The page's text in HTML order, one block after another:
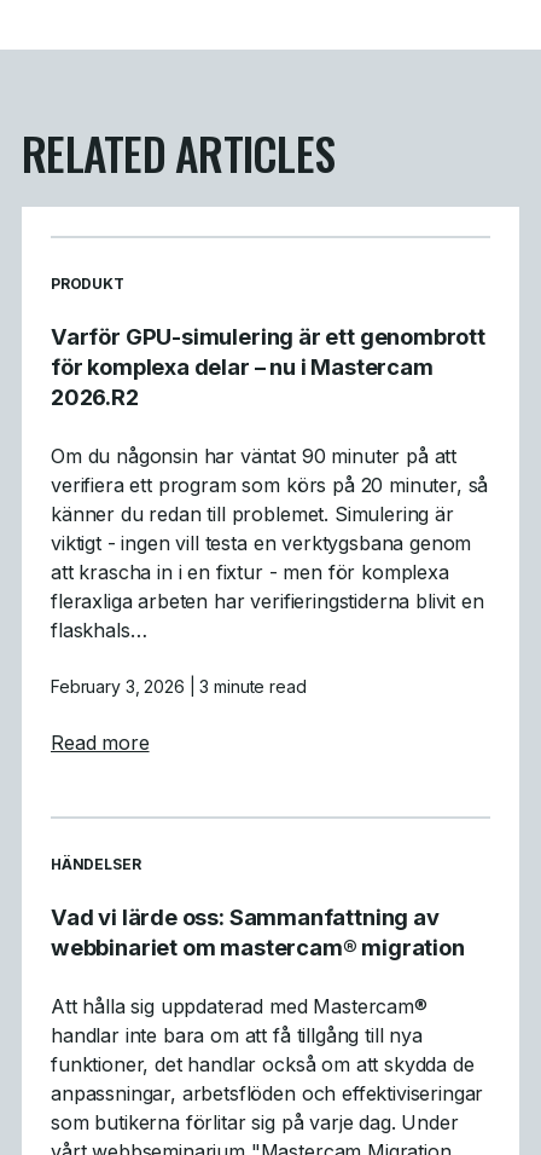
RELATED ARTICLES
READ MORE ARTICLES ABOUT
PRODUKT
Varför GPU-simulering är ett genombrott
för komplexa delar – nu i Mastercam
2026.R2
Om du någonsin har väntat 90 minuter på att
verifiera ett program som körs på 20 minuter, så
känner du redan till problemet. Simulering är
viktigt - ingen vill testa en verktygsbana genom
att krascha in i en fixtur - men för komplexa
fleraxliga arbeten har verifieringstiderna blivit en
flaskhals…
February 3, 2026 | 3 minute read
Read moreabout Varför GPU-simulering är ett
READ MORE ARTICLES ABOUT
HÄNDELSER
Vad vi lärde oss: Sammanfattning av
webbinariet om mastercam® migration
Att hålla sig uppdaterad med Mastercam®
handlar inte bara om att få tillgång till nya
funktioner, det handlar också om att skydda de
anpassningar, arbetsflöden och effektiviseringar
som butikerna förlitar sig på varje dag. Under